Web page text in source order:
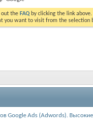
out the FAQ by clicking the link
you want to visit from the selection
Google Ads (Adwords).